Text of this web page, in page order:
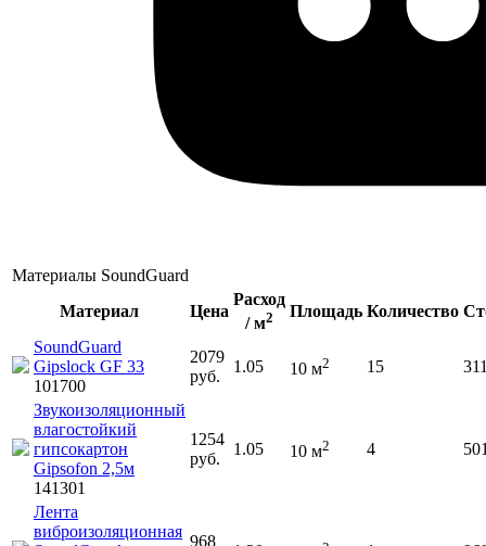
Материалы SoundGuard
Материал
Цена
Расход
/ м2 Площадь Количество
SoundGuard
Gipslock GF 33
101700
2079
руб.
1.05 10 м2 15
Звукоизоляционный
влагостойкий
гипсокартон
Gipsofon 2,5м
141301
1254
руб.
1.05 10 м2 4
Лента
виброизоляционная
968